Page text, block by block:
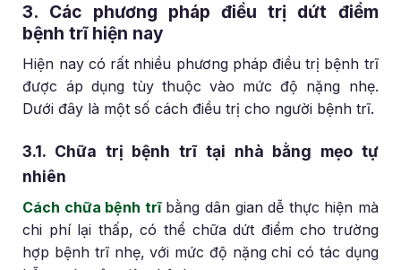
3. Các phương pháp điều trị dứt điểm
bệnh trĩ hiện nay
Hiện nay có rất nhiều phương pháp điều trị bệnh trĩ
được áp dụng tùy thuộc vào mức độ nặng nhẹ.
Dưới đây là một số cách điều trị cho người bệnh trĩ.
3.1. Chữa trị bệnh trĩ tại nhà bằng mẹo tự
nhiên
Cách chữa bệnh trĩbằng dân gian dễ thực hiện mà
chi phí lại thấp, có thể chữa dứt điểm cho trường
hợp bệnh trĩ nhẹ, với mức độ nặng chỉ có tác dụng